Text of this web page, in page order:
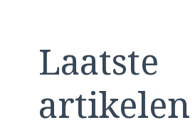
Laatste
artikelen